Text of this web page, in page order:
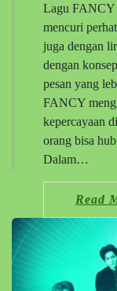
Lagu FANCY
mencuri
juga dengan
dengan
pesan yang
FANCY
kepercayaan
orang bisa
Dalam…
Read